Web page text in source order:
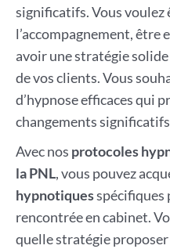
significatifs. Vous voulez
l’accompagnement, être
avoir une stratégie
de vos clients. Vous
d’hypnose efficaces qui
changements
Avec nos protocoles
la PNL, vous pouvez
hypnotiquesspécifiques
rencontrée en cabinet.
quelle stratégie